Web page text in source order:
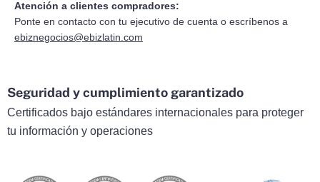
Atención a clientes compradores:
Ponte en contacto con tu ejecutivo de cuenta o escríbenos a
ebiznegocios@ebizlatin.com
Seguridad y cumplimiento garantizado
Certificados bajo estándares internacionales para proteger
tu información y operaciones